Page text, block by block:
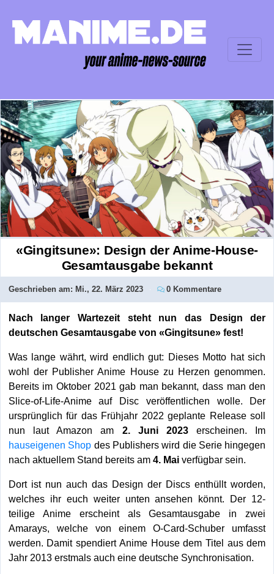
«Gingitsune»: Design der Anime-House-
Gesamtausgabe bekannt
Geschrieben am: Mi., 22. März 2023 0 Kommentare
Nach langer Wartezeit steht nun das Design der
deutschen Gesamtausgabe von «Gingitsune» fest!
Was lange währt, wird endlich gut: Dieses Motto hat sich
wohl der Publisher Anime House zu Herzen genommen.
Bereits im Oktober 2021 gab man bekannt, dass man den
Slice-of-Life-Anime auf Disc veröffentlichen wolle. Der
ursprünglich für das Frühjahr 2022 geplante Release soll
nun laut Amazon am 2. Juni 2023erscheinen. Im
hauseigenen Shop des Publishers wird die Serie hingegen
nach aktuellem Stand bereits am 4. Mai verfügbar sein.
Dort ist nun auch das Design der Discs enthüllt worden,
welches ihr euch weiter unten ansehen könnt. Der 12-
teilige Anime erscheint als Gesamtausgabe in zwei
Amarays, welche von einem O-Card-Schuber umfasst
werden. Damit spendiert Anime House dem Titel aus dem
Jahr 2013 erstmals auch eine deutsche Synchronisation.